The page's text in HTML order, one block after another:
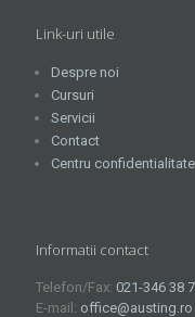
Link-uri utile
Despre noi
Cursuri
Servicii
Contact
Centru confidentialitate
Informatii contact
Telefon/Fax: 021-346 38
E-mail: office@austing.ro